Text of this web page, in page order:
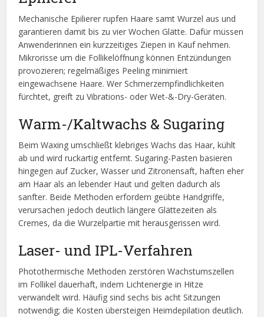
Mechanische Epilierer rupfen Haare samt Wurzel aus und
garantieren damit bis zu vier Wochen Glätte. Dafür müssen
Anwenderinnen ein kurzzeitiges Ziepen in Kauf nehmen.
Mikrorisse um die Follikelöffnung können Entzündungen
provozieren; regelmäßiges Peeling minimiert
eingewachsene Haare. Wer Schmerzempfindlichkeiten
fürchtet, greift zu Vibrations- oder Wet-&-Dry-Geräten.
Warm-/Kaltwachs & Sugaring
Beim Waxing umschließt klebriges Wachs das Haar, kühlt
ab und wird ruckartig entfernt. Sugaring-Pasten basieren
hingegen auf Zucker, Wasser und Zitronensaft, haften eher
am Haar als an lebender Haut und gelten dadurch als
sanfter. Beide Methoden erfordern geübte Handgriffe,
verursachen jedoch deutlich längere Glättezeiten als
Cremes, da die Wurzelpartie mit herausgerissen wird.
Laser- und IPL-Verfahren
Photothermische Methoden zerstören Wachstumszellen
im Follikel dauerhaft, indem Lichtenergie in Hitze
verwandelt wird. Häufig sind sechs bis acht Sitzungen
notwendig; die Kosten übersteigen Heimdepilation deutlich.